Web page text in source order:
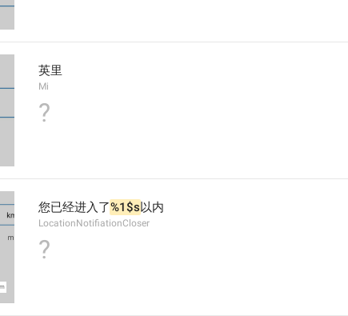
英里
Mi
?
您已经进入了%1$s以内
LocationNotifiationCloser
?